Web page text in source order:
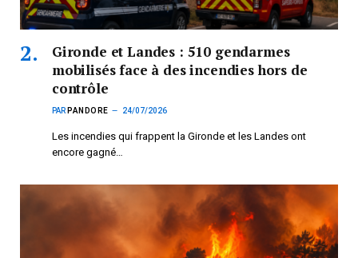
Gironde et Landes : 510 gendarmes
mobilisés face à des incendies hors de
contrôle
PAR PANDORE 24/07/2026
Les incendies qui frappent la Gironde et les Landes ont
encore gagné…